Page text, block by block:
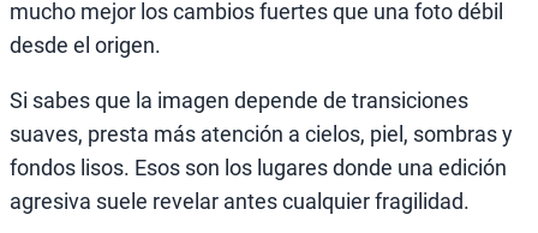
mucho mejor los cambios fuertes que una foto débil
desde el origen.
Si sabes que la imagen depende de transiciones
suaves, presta más atención a cielos, piel, sombras y
fondos lisos. Esos son los lugares donde una edición
agresiva suele revelar antes cualquier fragilidad.